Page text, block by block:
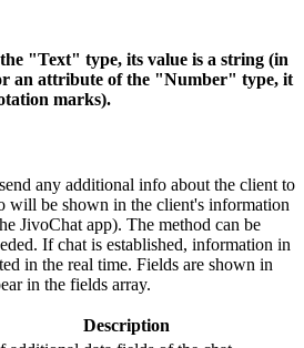
"Text" type, its value is a string (in
an attribute of the "Number" type, it
marks).
any additional info about the client to
will be shown in the client's information
JivoChat app). The method can be
If chat is established, information in
in the real time. Fields are shown in
in the fields array.
Description